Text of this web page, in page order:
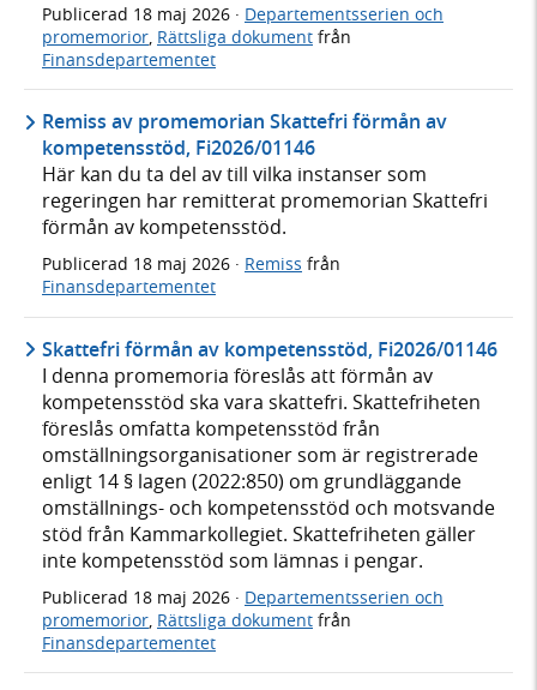
Publicerad 18 maj 2026 · Departementsserien och
promemorior, Rättsliga dokument från
Finansdepartementet
Remiss av promemorian Skattefri förmån av
kompetensstöd, Fi2026/01146
Här kan du ta del av till vilka instanser som
regeringen har remitterat promemorian Skattefri
förmån av kompetensstöd.
Publicerad 18 maj 2026 · Remiss från
Finansdepartementet
Skattefri förmån av kompetensstöd, Fi2026/01146
I denna promemoria föreslås att förmån av
kompetensstöd ska vara skattefri. Skattefriheten
föreslås omfatta kompetensstöd från
omställningsorganisationer som är registrerade
enligt 14 § lagen (2022:850) om grundläggande
omställnings- och kompetensstöd och motsvande
stöd från Kammarkollegiet. Skattefriheten gäller
inte kompetensstöd som lämnas i pengar.
Publicerad 18 maj 2026 · Departementsserien och
promemorior, Rättsliga dokument från
Finansdepartementet